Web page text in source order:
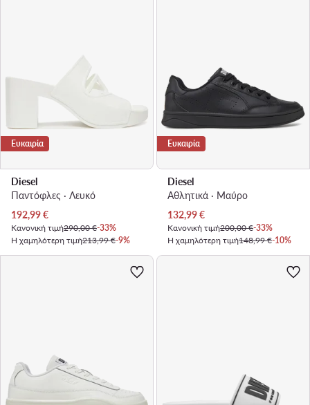
Ευκαιρία
Diesel
Παντόφλες · Λευκό
Τρέχουσα τιμή
192,99€
Κανονική τιμή290,00 €-33%
Η χαμηλότερη τιμή213,99 €-9%
Ευκαιρία
Diesel
Αθλητικά · Μαύρο
Τρέχουσα τιμή
132,99€
Κανονική τιμή200,00 €-33%
Η χαμηλότερη τιμή148,99 €-10%